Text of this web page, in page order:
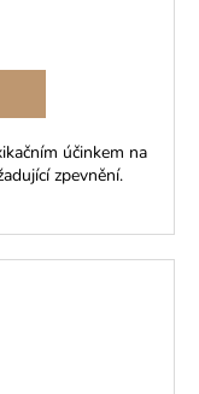
účinkem na
zpevnění.